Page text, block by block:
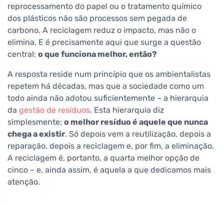
reprocessamento do papel ou o tratamento químico
dos plásticos não são processos sem pegada de
carbono. A reciclagem reduz o impacto, mas não o
elimina. E é precisamente aqui que surge a questão
central: o que funciona melhor, então?
A resposta reside num princípio que os ambientalistas
repetem há décadas, mas que a sociedade como um
todo ainda não adotou suficientemente – a hierarquia
da gestão de resíduos. Esta hierarquia diz
simplesmente: o melhor resíduo é aquele que nunca
chega a existir. Só depois vem a reutilização, depois a
reparação, depois a reciclagem e, por fim, a eliminação.
A reciclagem é, portanto, a quarta melhor opção de
cinco – e, ainda assim, é aquela a que dedicamos mais
atenção.